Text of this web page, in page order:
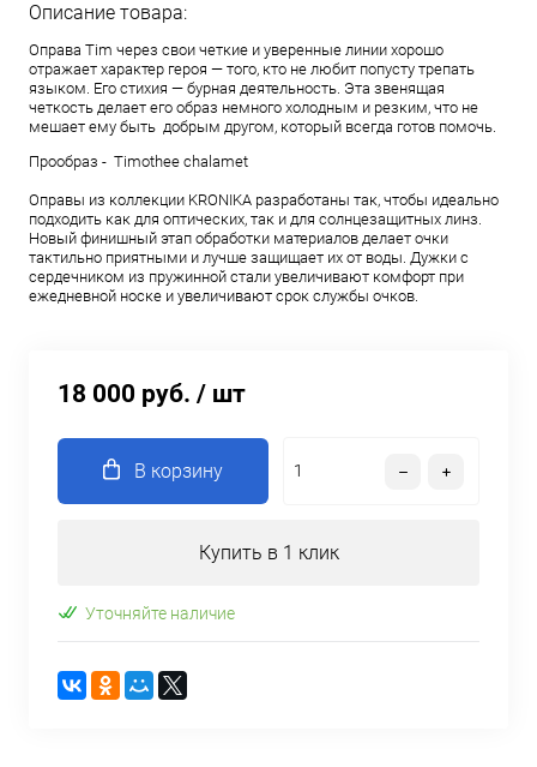
Описание товара:
Оправа Tim через свои четкие и уверенные линии хорошо
отражает характер героя — того, кто не любит попусту трепать
языком. Его стихия — бурная деятельность. Эта звенящая
четкость делает его образ немного холодным и резким, что не
мешает ему быть добрым другом, который всегда готов помочь.
Прообраз - Timothee chalamet
Оправы из коллекции KRONIKA разработаны так, чтобы идеально
подходить как для оптических, так и для солнцезащитных линз.
Новый финишный этап обработки материалов делает очки
тактильно приятными и лучше защищает их от воды. Дужки с
сердечником из пружинной стали увеличивают комфорт при
ежедневной носке и увеличивают срок службы очков.
18 000 руб. / шт
В корзину
Купить в 1 клик
Уточняйте наличие